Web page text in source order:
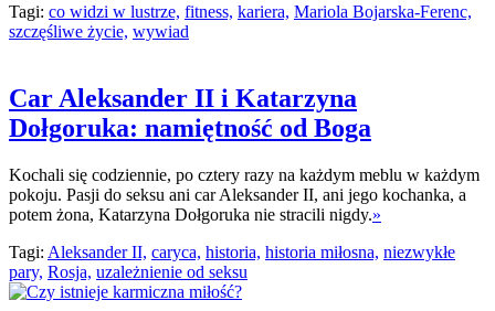
Tagi: co widzi w lustrze, fitness, kariera, Mariola Bojarska-Ferenc,
szczęśliwe życie, wywiad
Car Aleksander II i Katarzyna
Dołgoruka: namiętność od Boga
Kochali się codziennie, po cztery razy na każdym meblu w każdym
pokoju. Pasji do seksu ani car Aleksander II, ani jego kochanka, a
potem żona, Katarzyna Dołgoruka nie stracili nigdy.»
Tagi: Aleksander II, caryca, historia, historia miłosna, niezwykłe
pary, Rosja, uzależnienie od seksu